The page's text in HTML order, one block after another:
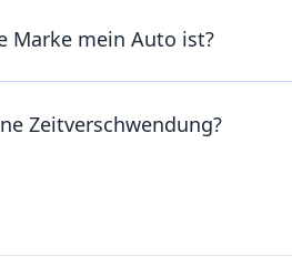
Marke mein Auto ist?
Zeitverschwendung?